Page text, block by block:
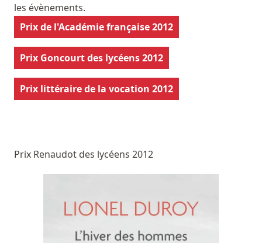
les évènements.
Prix de l'Académie française 2012
Prix Goncourt des lycéens 2012
Prix littéraire de la vocation 2012
Prix Renaudot des lycéens 2012